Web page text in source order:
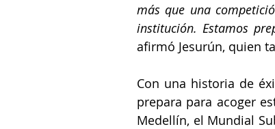
más que una
institución. Estamos
afirmó Jesurún, quien
Con una historia de
prepara para acoger
Medellín, el Mundial